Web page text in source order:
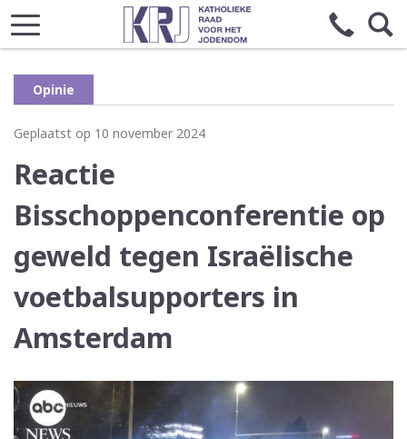
Opinie
Geplaatst op 10 november 2024
Reactie
Bisschoppenconferentie op
geweld tegen Israëlische
voetbalsupporters in
Amsterdam